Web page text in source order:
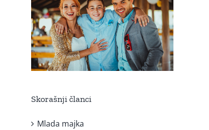
Skorašnji članci
Mlada majka